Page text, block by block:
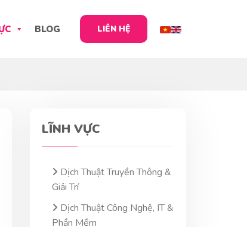
BLOG LIÊN HỆ
LĨNH VỰC
Dịch Thuật Truyền Thông &
Giải Trí
Dịch Thuật Công Nghệ, IT &
Phần Mềm